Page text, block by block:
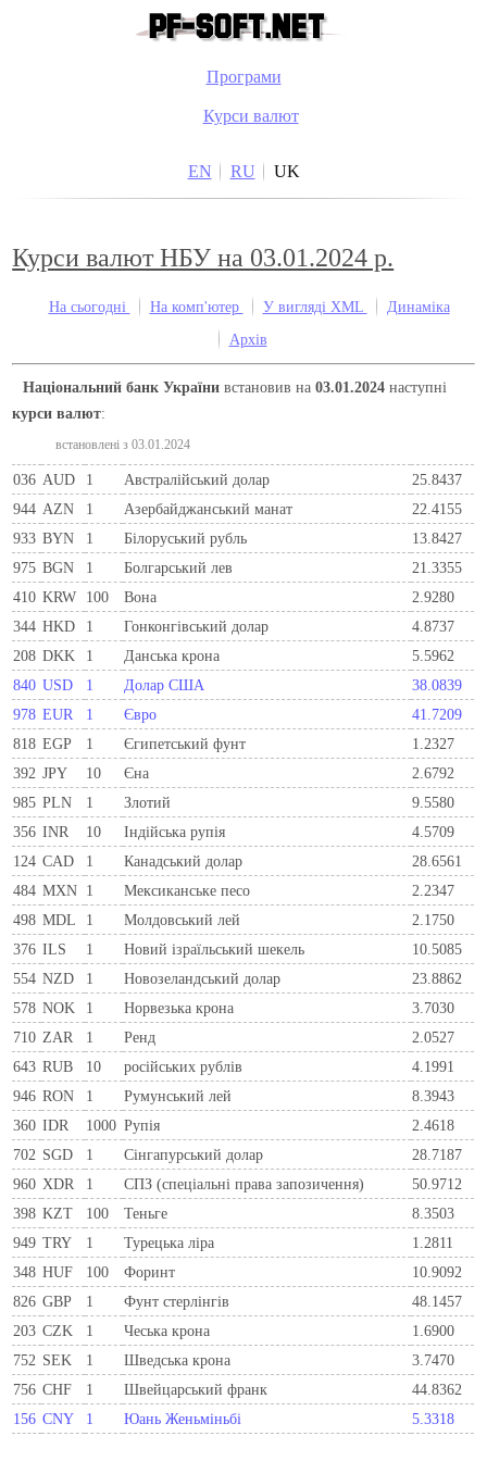
Програми
Курси валют
EN RU UK
Курси валют НБУ на 03.01.2024 р.
На сьогодні На комп'ютер У вигляді XML
Динаміка
Архів
Національний банк України встановив на03.01.2024 наступні
курси валют:
встановлені з 03.01.2024
036 AUD 1 Австралійський долар
25.8437
944 AZN 1 Азербайджанський манат
22.4155
933 BYN 1 Бiлоруський рубль
13.8427
975 BGN 1 Болгарський лев
21.3355
410 KRW 100 Вона
2.9280
344 HKD 1 Гонконгівський долар
4.8737
208 DKK 1 Данська крона
5.5962
840 USD 1 Долар США
38.0839
978 EUR 1 Євро
41.7209
818 EGP 1 Єгипетський фунт
1.2327
392 JPY 10 Єна
2.6792
985 PLN 1 Злотий
9.5580
356 INR 10 Індійська рупія
4.5709
124 CAD 1 Канадський долар
28.6561
484 MXN 1 Мексиканське песо
2.2347
498 MDL 1 Молдовський лей
2.1750
376 ILS 1 Новий ізраїльський шекель
10.5085
554 NZD 1 Новозеландський долар
23.8862
578 NOK 1 Норвезька крона
3.7030
710 ZAR 1 Ренд
2.0527
643 RUB 10 російських рублів
4.1991
946 RON 1 Румунський лей
8.3943
360 IDR 1000 Рупія
2.4618
702 SGD 1 Сінгапурський долар
28.7187
960 XDR 1 СПЗ (спеціальні права запозичення)
50.9712
398 KZT 100 Теньге
8.3503
949 TRY 1 Турецька ліра
1.2811
348 HUF 100 Форинт
10.9092
826 GBP 1 Фунт стерлінгів
48.1457
203 CZK 1 Чеська крона
1.6900
752 SEK 1 Шведська крона
3.7470
756 CHF 1 Швейцарський франк
44.8362
156 CNY 1 Юань Женьміньбі 5.3318